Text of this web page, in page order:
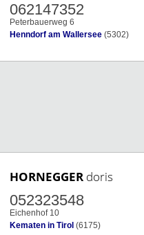
062147352
Peterbauerweg 6
Henndorf am Wallersee (5302)
HORNEGGER doris
052323548
Eichenhof 10
Kematen in Tirol (6175)